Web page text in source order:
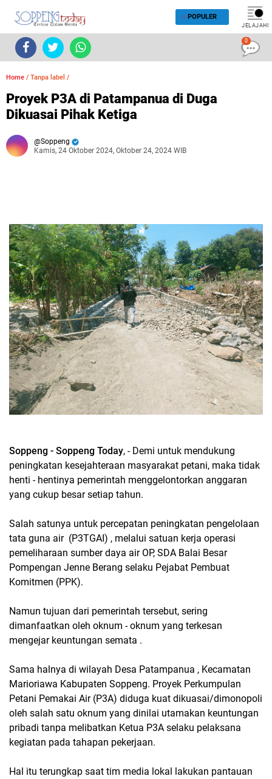
POPULER
JELAJAHI
Home / Tanpa label /
Proyek P3A di Patampanua di Duga
Dikuasai Pihak Ketiga
Soppeng
Kamis, 24 Oktober 2024, Oktober 24, 2024 WIB
Soppeng - Soppeng Today, - Demi untuk mendukung
peningkatan kesejahteraan masyarakat petani, maka tidak
henti - hentinya pemerintah menggelontorkan anggaran
yang cukup besar setiap tahun.
Salah satunya untuk percepatan peningkatan pengelolaan
tata guna air (P3TGAI) , melalui satuan kerja operasi
pemeliharaan sumber daya air OP, SDA Balai Besar
Pompengan Jenne Berang selaku Pejabat Pembuat
Komitmen (PPK).
Namun tujuan dari pemerintah tersebut, sering
dimanfaatkan oleh oknum - oknum yang terkesan
mengejar keuntungan semata .
Sama halnya di wilayah Desa Patampanua , Kecamatan
Marioriawa Kabupaten Soppeng. Proyek Perkumpulan
Petani Pemakai Air (P3A) diduga kuat dikuasai/dimonopoli
oleh salah satu oknum yang dinilai utamakan keuntungan
pribadi tanpa melibatkan Ketua P3A selaku pelaksana
kegiatan pada tahapan pekerjaan.
Hal itu terungkap saat tim media lokal lakukan pantauan
0